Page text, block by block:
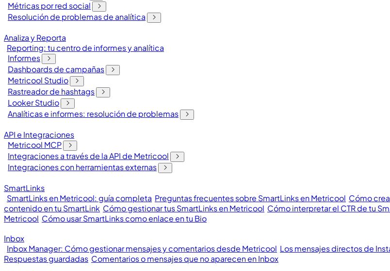
Métricas por red social
Resolución de problemas de analítica
Analiza y Reporta
Reporting: tu centro de informes y analítica
Informes
Dashboards de campañas
Metricool Studio
Rastreador de hashtags
Looker Studio
Analíticas e informes: resolución de problemas
API e Integraciones
Metricool MCP
Integraciones a través de la API de Metricool
Integraciones con herramientas externas
SmartLinks
SmartLinks en Metricool: guía completa Preguntas frecuentes sobre SmartLinks en Metricool Cómo
contenido en tu SmartLink Cómo gestionar tus SmartLinks en Metricool Cómo interpretar el CTR de tu
Metricool Cómo usar SmartLinks como enlace en tu Bio
Inbox
Inbox Manager: Cómo gestionar mensajes y comentarios desde Metricool Los mensajes directos de
Respuestas guardadas Comentarios o mensajes que no aparecen en Inbox